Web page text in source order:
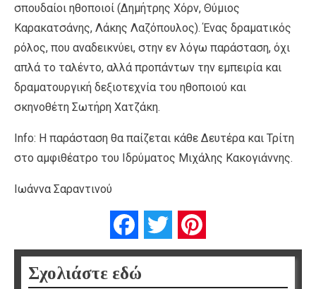
σπουδαίοι ηθοποιοί (Δημήτρης Χόρν, Θύμιος
Καρακατσάνης, Λάκης Λαζόπουλος). Ένας δραματικός
ρόλος, που αναδεικνύει, στην εν λόγω παράσταση, όχι
απλά το ταλέντο, αλλά προπάντων την εμπειρία και
δραματουργική δεξιοτεχνία του ηθοποιού και
σκηνοθέτη Σωτήρη Χατζάκη.
Ιnfo: Η παράσταση θα παίζεται κάθε Δευτέρα και Τρίτη
στο αμφιθέατρο του Ιδρύματος Μιχάλης Κακογιάννης.
Ιωάννα Σαραντινού
FacebookTwitter
Σχολιάστε εδώ